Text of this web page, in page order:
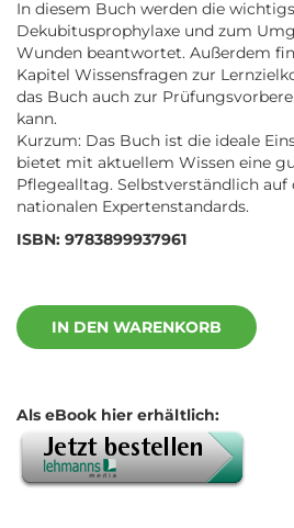
In diesem Buch werden die
Dekubitusprophylaxe und zum
Wunden beantwortet. Außerdem
Kapitel Wissensfragen zur
das Buch auch zur
kann.
Kurzum: Das Buch ist die ideale
bietet mit aktuellem Wissen eine
Pflegealltag. Selbstverständlich auf
nationalen Expertenstandards.
ISBN: 9783899937961
IN DEN WARENKORB
Als eBook hier erhältlich: